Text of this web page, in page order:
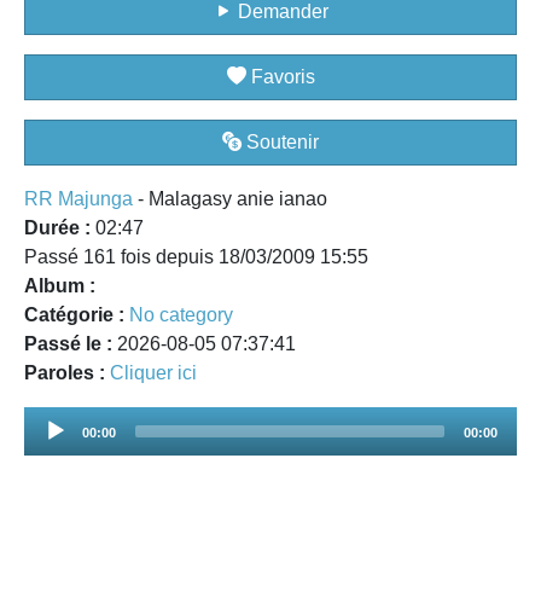
Demander
Favoris
Soutenir
RR Majunga - Malagasy anie ianao
Durée : 02:47
Passé 161 fois depuis 18/03/2009 15:55
Album :
Catégorie : No category
Passé le : 2026-08-05 07:37:41
Paroles : Cliquer ici
Audio
00:00 00:00